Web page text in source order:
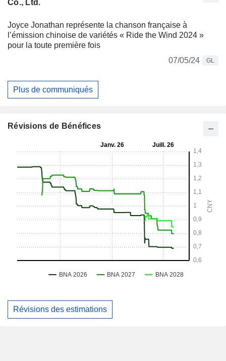
Co., Ltd.
Joyce Jonathan représente la chanson française à
l’émission chinoise de variétés « Ride the Wind 2024 »
pour la toute première fois
07/05/24
GL
Plus de communiqués
Révisions de Bénéfices
Révisions des estimations